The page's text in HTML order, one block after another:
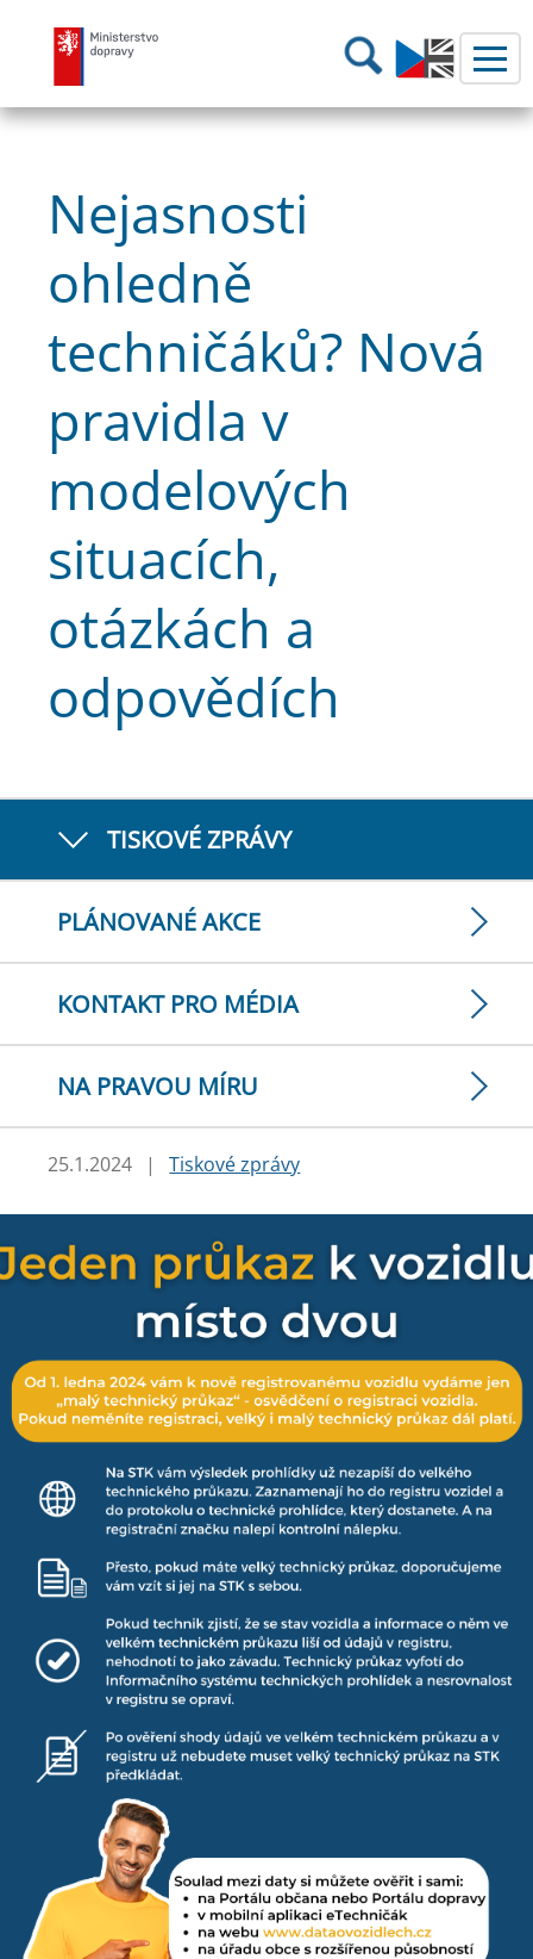
Ministerstvo dopravy Hledání
Nejasnosti
ohledně
techničáků? Nová
pravidla v
modelových
situacích,
otázkách a
odpovědích
TISKOVÉ ZPRÁVY
PLÁNOVANÉ AKCE
KONTAKT PRO MÉDIA
NA PRAVOU MÍRU
25.1.2024 | Tiskové zprávy